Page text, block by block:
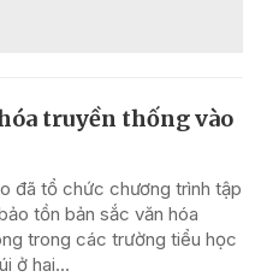
truyền thống vào
đã tổ chức chương trình tập
tồn bản sắc văn hóa
trong các trường tiểu học
ở hai...